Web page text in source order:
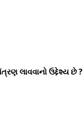
લાવવાનો ઉદ્દેશ્ય છે ?